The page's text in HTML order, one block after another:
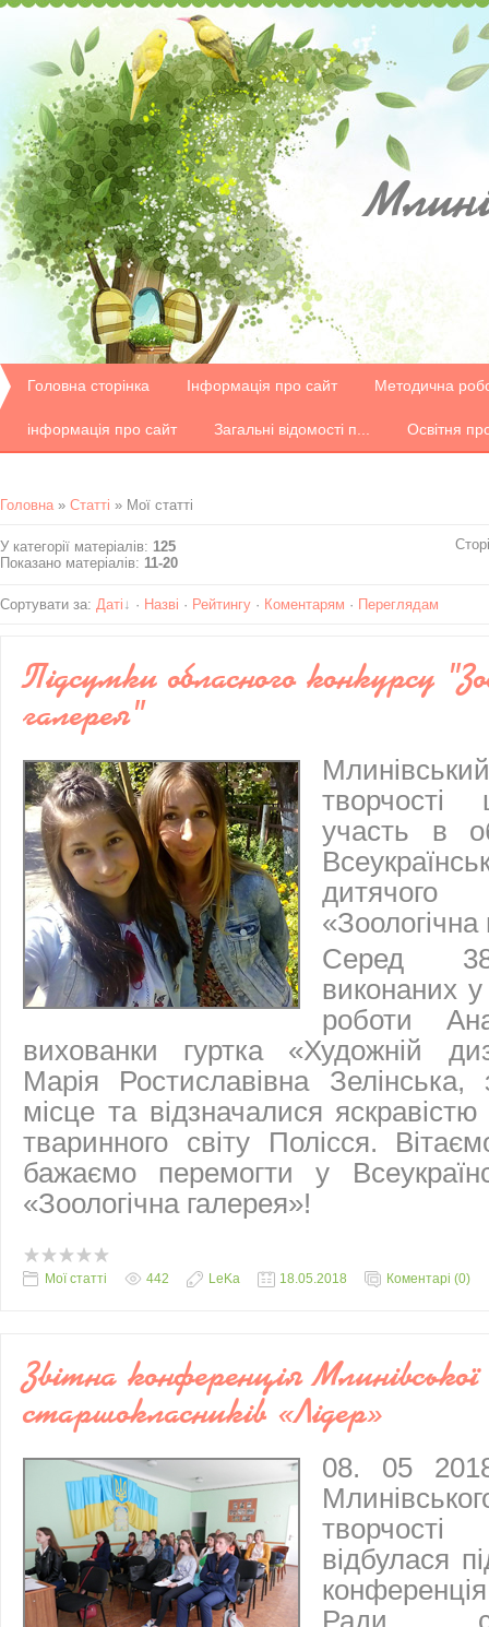
Головна сторінка Інформація про сайт Методична
інформація про сайт Загальні відомості п... Освітня
Головна» Статті » Мої статті
У категорії матеріалів: 125
Показано матеріалів: 11-20
Сортувати за: Даті · Назві · Рейтингу · Коментарям · Переглядам
Підсумки обласного конкурсу
галерея"
творчості
участь в
Серед
виконаних у
роботи
вихованки гуртка «Художній
Марія Ростиславівна
місце та відзначалися
тваринного світу Полісся.
бажаємо перемогти у
«Зоологічна галерея»!
Мої статті 442 LeKa 18.05.2018 Коментарі (0)
Звітна конференція
старшокласників «Лідер»
08. 05
відбулася
Ради